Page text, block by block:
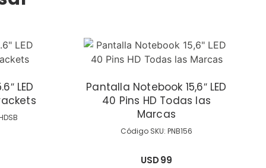
LED
Pantalla Notebook 15,6″ LED
40 Pins HD Todas las
Marcas
Código SKU: PNB156
USD99